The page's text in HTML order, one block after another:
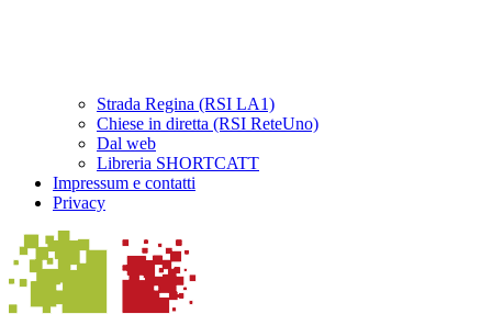
Strada Regina (RSI LA1)
Chiese in diretta (RSI ReteUno)
Dal web
Libreria SHORTCATT
Impressum e contatti
Privacy